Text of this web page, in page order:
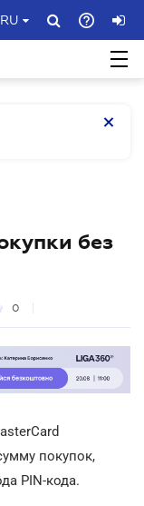
RU
без
0
покупок,
PIN-кода.